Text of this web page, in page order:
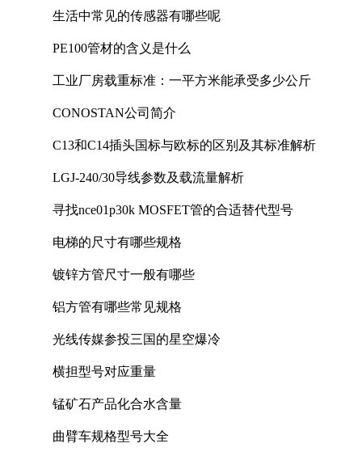
生活中常见的传感器有哪些呢
PE100管材的含义是什么
工业厂房载重标准：一平方米能承受多少公斤
CONOSTAN公司简介
C13和C14插头国标与欧标的区别及其标准解析
LGJ-240/30导线参数及载流量解析
寻找nce01p30k MOSFET管的合适替代型号
电梯的尺寸有哪些规格
镀锌方管尺寸一般有哪些
铝方管有哪些常见规格
光线传媒参投三国的星空爆冷
横担型号对应重量
锰矿石产品化合水含量
曲臂车规格型号大全